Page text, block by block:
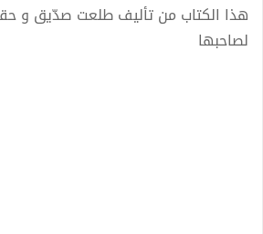
هذا الكتاب من تأليف طلعت صدّيق و
لصاحبها